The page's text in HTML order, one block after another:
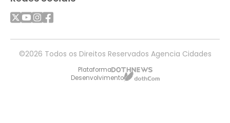
©2026 Todos os Direitos Reservados Agencia Cidades
Plataforma
Desenvolvimento